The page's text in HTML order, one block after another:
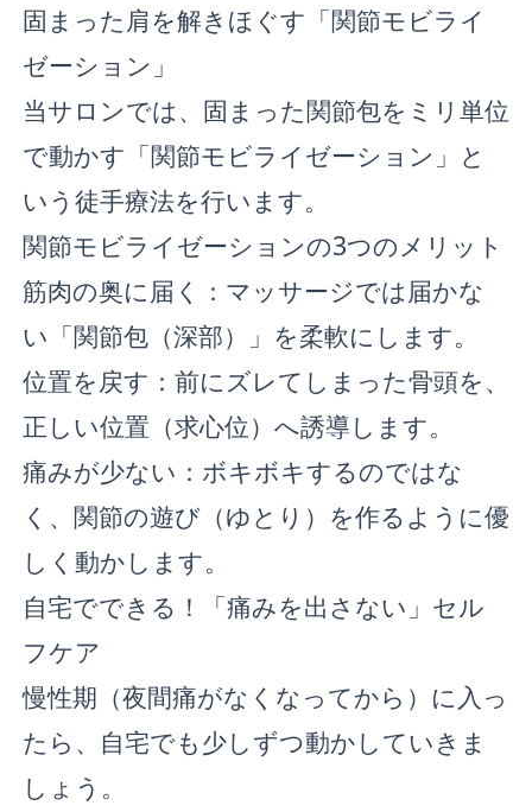
固まった肩を解きほぐす「関節モビライ
ゼーション」
当サロンでは、固まった関節包をミリ単位
で動かす「関節モビライゼーション」と
いう徒手療法を行います。
関節モビライゼーションの3つのメリット
筋肉の奥に届く：マッサージでは届かな
い「関節包（深部）」を柔軟にします。
位置を戻す：前にズレてしまった骨頭を、
正しい位置（求心位）へ誘導します。
痛みが少ない：ボキボキするのではな
く、関節の遊び（ゆとり）を作るように優
しく動かします。
自宅でできる！「痛みを出さない」セル
フケア
慢性期（夜間痛がなくなってから）に入っ
たら、自宅でも少しずつ動かしていきま
しょう。